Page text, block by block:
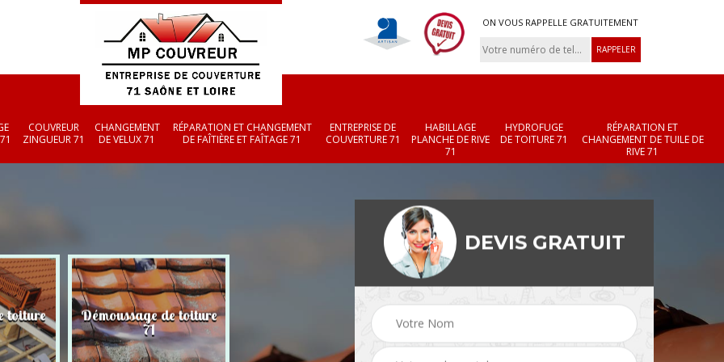
ON VOUS RAPPELLE GRATUITEMENT
COUVREUR
ZINGUEUR 71
CHANGEMENT
DE VELUX 71
RÉPARATION ET CHANGEMENT
DE FAÎTIÈRE ET FAÎTAGE 71
ENTREPRISE DE
COUVERTURE 71
HABILLAGE
PLANCHE DE RIVE
71
HYDROFUGE
DE TOITURE 71
RÉPARATION ET
CHANGEMENT DE TUILE DE
RIVE 71
toiture Démoussage de toiture
71 Couvreur zingueur 71 Changement de velux Réparation et
changement de
et faîtage 71
DEVIS GRATUIT